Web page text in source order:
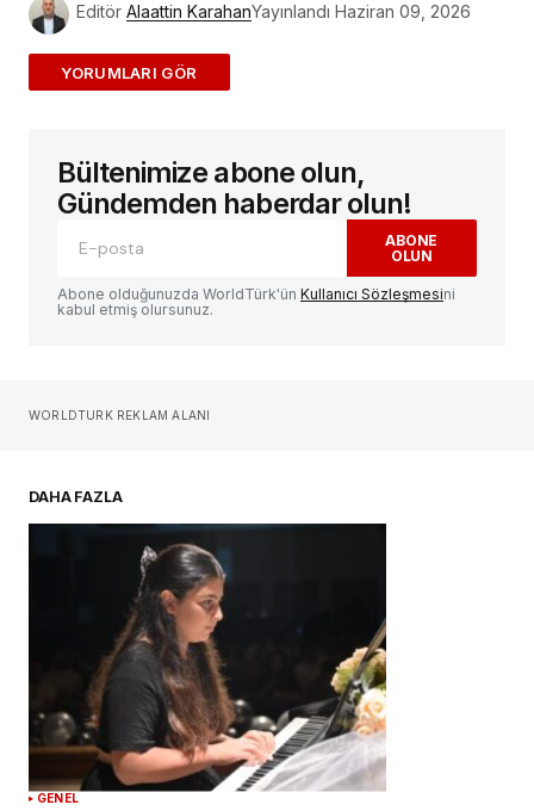
Editör Alaattin KarahanYayınlandı Haziran 09, 2026
ADD A COMMENT
E-posta adresiniz yayınlanmayacak.
alanlar*ile işaretlenmişlerdir
Yorum
Sizin adınız*
Daha sonraki yorumlarımda kullanılması için
adım, e-posta adresim ve site adresim bu
tarayıcıya kaydedilsin.
YORUM GÖNDER
Bültenimize abone olun,
Gündemden haberdar olun!
ABONE
OLUN
Abone olduğunuzda WorldTürk'ün Kullanıcı Sözleşmesini
kabul etmiş olursunuz.
WORLDTURK REKLAM ALANI
DAHA FAZLA
GENEL